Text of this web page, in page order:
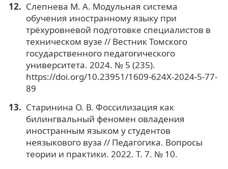
Слепнева М. А. Модульная система
обучения иностранному языку при
трёхуровневой подготовке специалистов в
техническом вузе // Вестник Томского
государственного педагогического
университета. 2024. № 5 (235).
https://doi.org/10.23951/1609-624X-2024-5-77-
89
Старинина О. В. Фоссилизация как
билингвальный феномен овладения
иностранным языком у студентов
неязыкового вуза // Педагогика. Вопросы
теории и практики. 2022. Т. 7. № 10.